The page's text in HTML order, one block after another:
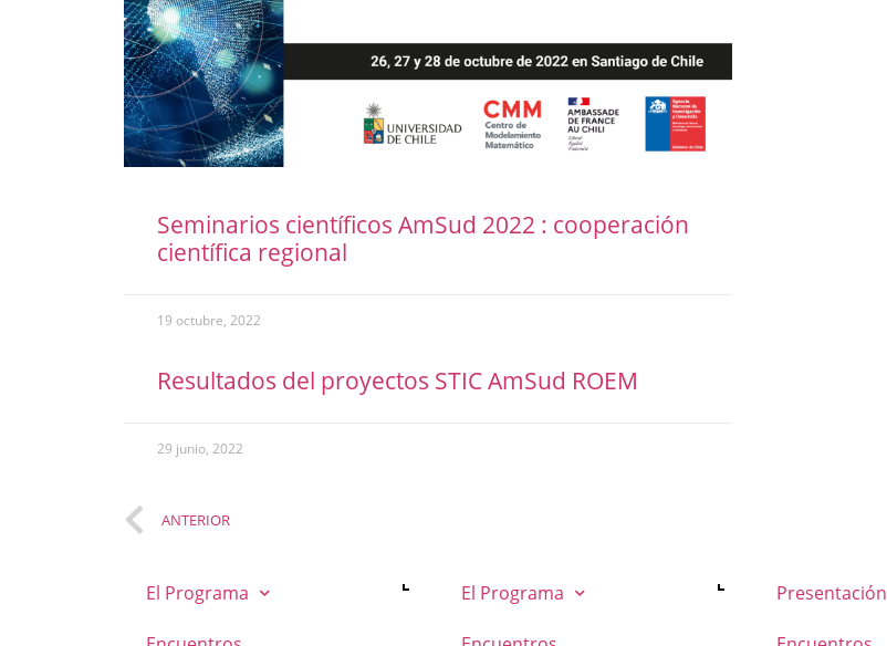
Seminarios científicos AmSud 2022 : cooperación
científica regional
19 octubre, 2022
Resultados del proyectos STIC AmSud ROEM
29 junio, 2022
ANTERIOR
El Programa El Programa Presentación